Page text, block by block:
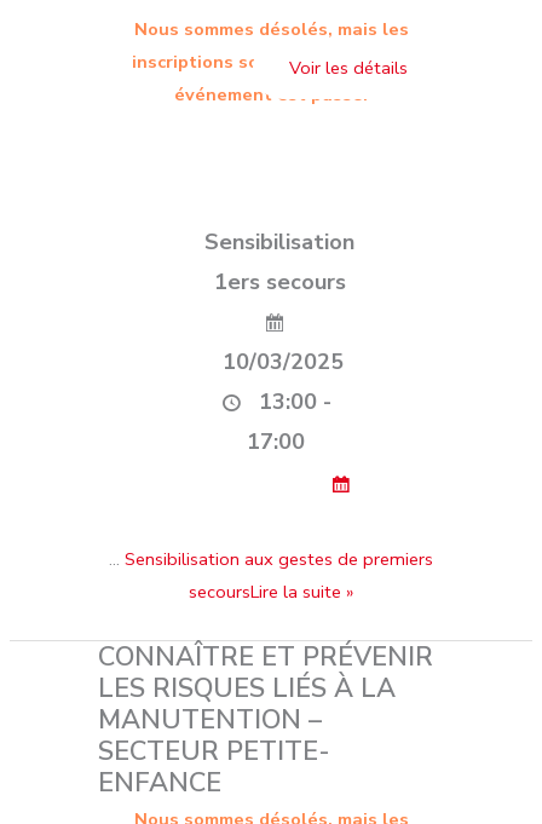
Nous sommes désolés, mais les
inscriptions sont terminées. Cet
événement est passé.
Sensibilisation
1ers secours
10/03/2025
13:00 -
17:00
… Sensibilisation aux gestes de premiers
secoursLire la suite »
CONNAÎTRE ET PRÉVENIR
LES RISQUES LIÉS À LA
MANUTENTION –
SECTEUR PETITE-
ENFANCE